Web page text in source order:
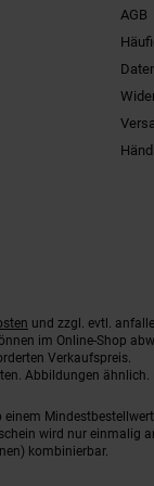
AGB
und zzgl. evtl.
im Online-Shop
Verkaufspreis.
Abbildungen
wird nur
kombinierbar.